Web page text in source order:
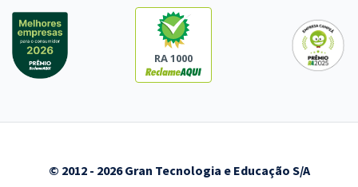
RA 1000
© 2012 - 2026 Gran Tecnologia e Educação S/A